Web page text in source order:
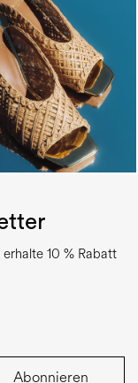
10 % Rabatt
Abonnieren